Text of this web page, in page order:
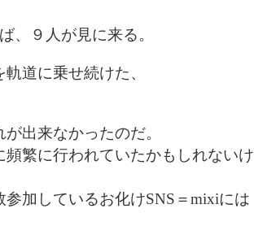
、９人が見に来る。
道に乗せ続けた、
出来なかったのだ。
繁に行われていたかもしれないけ
加しているお化けSNS＝mixiには